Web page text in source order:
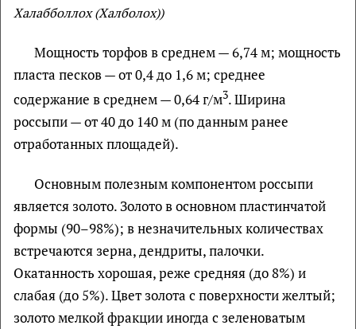
Халабболлох (Халболох))
Мощность торфов в среднем — 6,74 м; мощность
пласта песков — от 0,4 до 1,6 м; среднее
содержание в среднем — 0,64 г/м3. Ширина
россыпи — от 40 до 140 м (по данным ранее
отработанных площадей).
Основным полезным компонентом россыпи
является золото. Золото в основном пластинчатой
формы (90–98%); в незначительных количествах
встречаются зерна, дендриты, палочки.
Окатанность хорошая, реже средняя (до 8%) и
слабая (до 5%). Цвет золота с поверхности желтый;
золото мелкой фракции иногда с зеленоватым